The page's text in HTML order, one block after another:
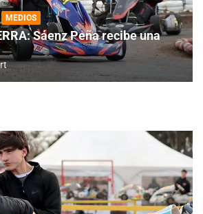
MEDIOS
Sáenz Peña recibe una